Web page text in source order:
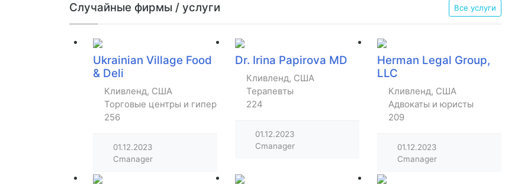
Случайные фирмы / услуги Все услуги
Ukrainian Village Food
& Deli
Кливленд, США
Торговые центры и гипермаркеты
256
01.12.2023
Cmanager
Dr. Irina Papirova MD
Кливленд, США
Терапевты
224
01.12.2023
Cmanager
Herman Legal Group,
LLC
Кливленд, США
Адвокаты и юристы
209
01.12.2023
Cmanager